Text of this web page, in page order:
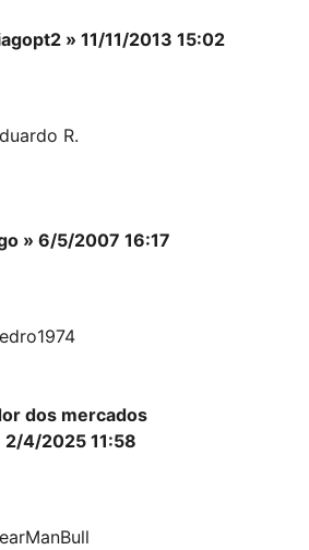
» 11/11/2013 15:02
R.
» 6/5/2007 16:17
dos mercados
2/4/2025 11:58